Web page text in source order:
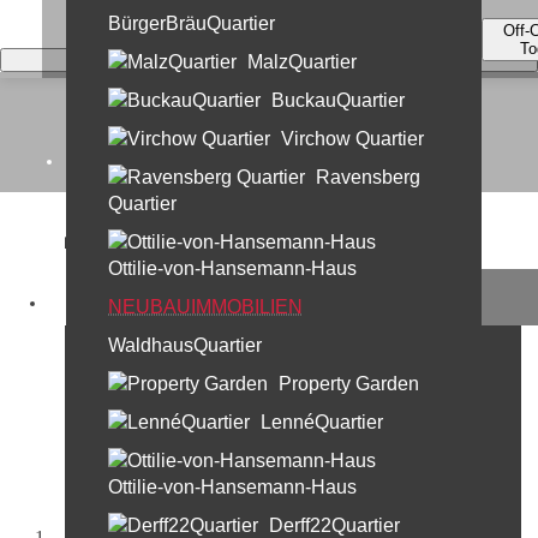
Unternehmen
30 Jahre Profi Partner
Standorte & Team
Team Berlin
Team München
BürgerBräuQuartier
MalzQuartier
BuckauQuartier
Virchow Quartier
Ravensberg
Quartier
Ottilie-von-Hansemann-Haus
NEUBAUIMMOBILIEN
WaldhausQuartier
Property Garden
LennéQuartier
Ottilie-von-Hansemann-Haus
Derff22Quartier
Off-
Berlin Campus
Leben in der Geschichte